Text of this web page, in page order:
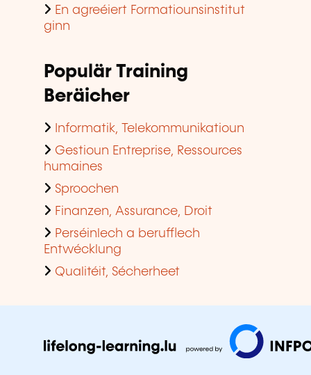
En agreéiert Formatiounsinstitut
ginn
Populär Training
Beräicher
Informatik, Telekommunikatioun
Gestioun Entreprise, Ressources
humaines
Sproochen
Finanzen, Assurance, Droit
Perséinlech a berufflech
Entwécklung
Qualitéit, Sécherheet